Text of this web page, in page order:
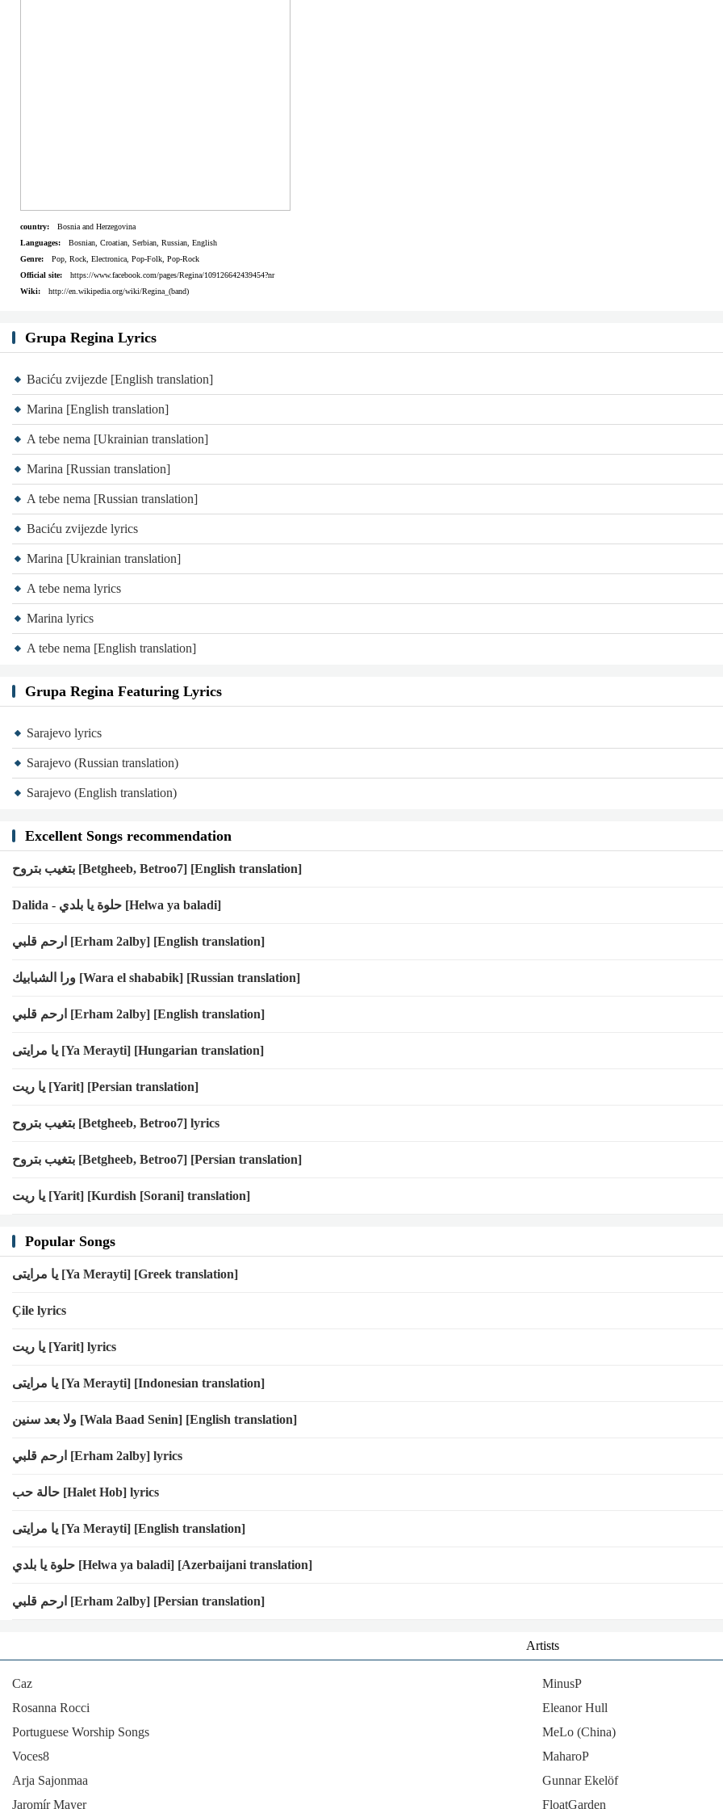
country:
Bosnia and Herzegovina
Languages:
Bosnian, Croatian, Serbian, Russian, English
Genre:
Pop, Rock, Electronica, Pop-Folk, Pop-Rock
Official site:
https://www.facebook.com/pages/Regina/109126642439454?nr
Wiki:
http://en.wikipedia.org/wiki/Regina_(band)
Grupa Regina Lyrics
Baciću zvijezde [English translation]
Marina [English translation]
A tebe nema [Ukrainian translation]
Marina [Russian translation]
A tebe nema [Russian translation]
Baciću zvijezde lyrics
Marina [Ukrainian translation]
A tebe nema lyrics
Marina lyrics
A tebe nema [English translation]
Grupa Regina Featuring Lyrics
Sarajevo lyrics
Sarajevo (Russian translation)
Sarajevo (English translation)
Excellent Songs recommendation
بتغيب بتروح [Betgheeb, Betroo7] [English translation]
Dalida - حلوة يا بلدي [Helwa ya baladi]
ﺍﺭﺣﻢ ﻗﻠﺒﻲ [Erham 2alby] [English translation]
ورا الشبابيك [Wara el shababik] [Russian translation]
ﺍﺭﺣﻢ ﻗﻠﺒﻲ [Erham 2alby] [English translation]
يا مرايتى [Ya Merayti] [Hungarian translation]
يا ريت [Yarit] [Persian translation]
بتغيب بتروح [Betgheeb, Betroo7] lyrics
بتغيب بتروح [Betgheeb, Betroo7] [Persian translation]
يا ريت [Yarit] [Kurdish [Sorani] translation]
Popular Songs
يا مرايتى [Ya Merayti] [Greek translation]
Çile lyrics
يا ريت [Yarit] lyrics
يا مرايتى [Ya Merayti] [Indonesian translation]
ولا بعد سنين [Wala Baad Senin] [English translation]
ﺍﺭﺣﻢ ﻗﻠﺒﻲ [Erham 2alby] lyrics
حالة حب [Halet Hob] lyrics
يا مرايتى [Ya Merayti] [English translation]
حلوة يا بلدي [Helwa ya baladi] [Azerbaijani translation]
ﺍﺭﺣﻢ ﻗﻠﺒﻲ [Erham 2alby] [Persian translation]
Artists
Caz
MinusP
Rosanna Rocci
Eleanor Hull
Portuguese Worship Songs
MeLo (China)
Voces8
MaharoP
Arja Sajonmaa
Gunnar Ekelöf
Jaromír Mayer
FloatGarden